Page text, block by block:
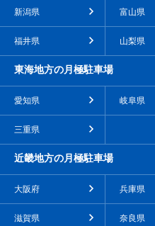
新潟県 富山県
福井県 山梨県
東海地方の月極駐車場
愛知県 岐阜県
三重県
近畿地方の月極駐車場
大阪府 兵庫県
滋賀県 奈良県